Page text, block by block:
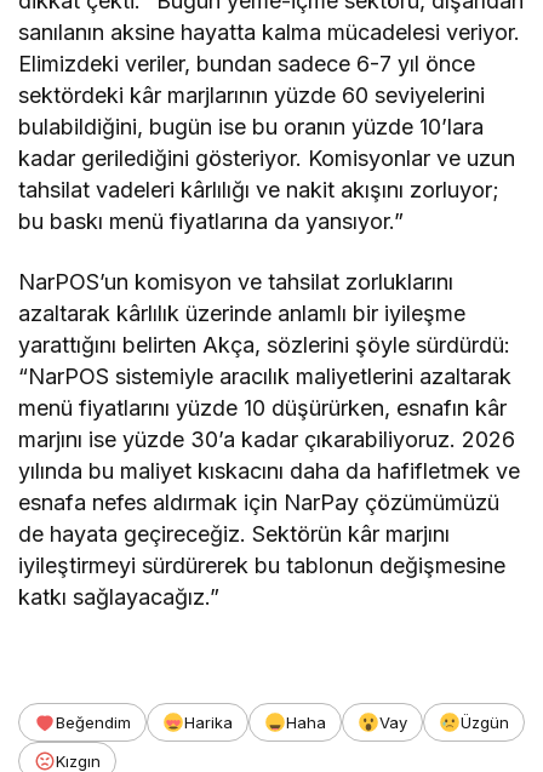
sanılanın aksine hayatta kalma mücadelesi veriyor.
Elimizdeki veriler, bundan sadece 6-7 yıl önce
sektördeki kâr marjlarının yüzde 60 seviyelerini
bulabildiğini, bugün ise bu oranın yüzde 10’lara
kadar gerilediğini gösteriyor. Komisyonlar ve uzun
tahsilat vadeleri kârlılığı ve nakit akışını zorluyor;
bu baskı menü fiyatlarına da yansıyor.”
NarPOS’un komisyon ve tahsilat zorluklarını
azaltarak kârlılık üzerinde anlamlı bir iyileşme
yarattığını belirten Akça, sözlerini şöyle sürdürdü:
“NarPOS sistemiyle aracılık maliyetlerini azaltarak
menü fiyatlarını yüzde 10 düşürürken, esnafın kâr
marjını ise yüzde 30’a kadar çıkarabiliyoruz. 2026
yılında bu maliyet kıskacını daha da hafifletmek ve
esnafa nefes aldırmak için NarPay çözümümüzü
de hayata geçireceğiz. Sektörün kâr marjını
iyileştirmeyi sürdürerek bu tablonun değişmesine
katkı sağlayacağız.”
Beğendim Harika Haha Vay
Üzgün
Kızgın